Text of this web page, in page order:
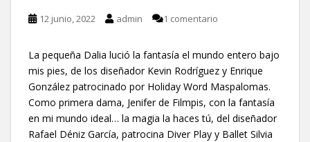
12 junio, 2022 admin 1 comentario
La pequeña Dalia lució la fantasía el mundo entero bajo
mis pies, de los diseñador Kevin Rodríguez y Enrique
González patrocinado por Holiday Word Maspalomas.
Como primera dama, Jenifer de Filmpis, con la fantasía
en mi mundo ideal… la magia la haces tú, del diseñador
Rafael Déniz García, patrocina Diver Play y Ballet Silvia